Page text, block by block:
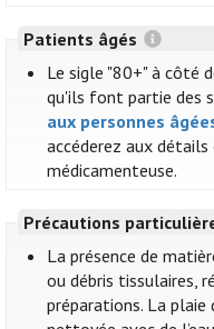
Patients âgés
Le sigle "80+" à côté
qu'ils font partie des
aux personnes
accéderez aux
médicamenteuse.
Précautions
La présence de
ou débris tissulaires,
préparations. La